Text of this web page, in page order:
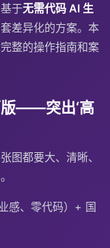
于无需代码 AI 生
差异化的方案。本
整的操作指南和案
版——突出‘高
图都要大、清晰、
感、零代码）+ 国